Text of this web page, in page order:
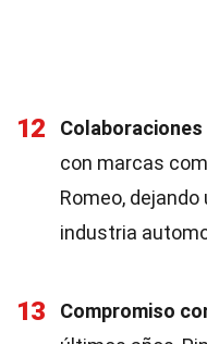
12
con marcas
Romeo,
industria
13 Compromiso